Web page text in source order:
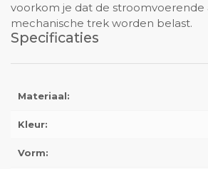
voorkom je dat de stroomvoerende
mechanische trek worden belast.
Specificaties
Materiaal:
Kleur:
Vorm: